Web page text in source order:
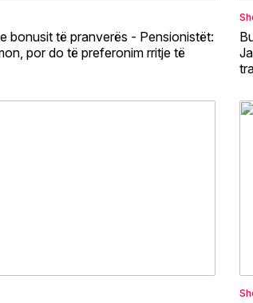
bonusit të pranverës - Pensionistët:
por do të preferonim rritje të